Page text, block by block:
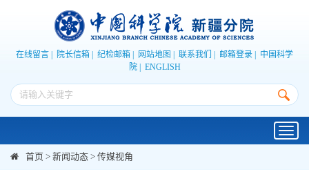
在线留言 院长信箱 纪检邮箱 网站地图 联系我们 邮箱登录
中国科学
院| ENGLISH
首页 > 新闻动态 > 传媒视角